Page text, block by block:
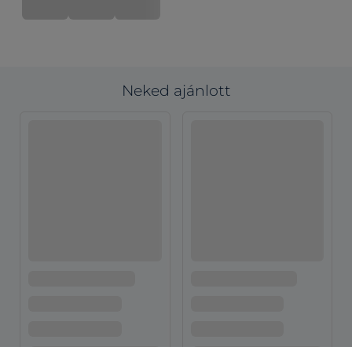
Neked ajánlott